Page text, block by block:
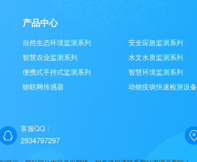
产品中心
自然生态环境监测系列
安全应急监测系列
智慧农业监测系列
水文水质监测系列
便携式手持式监测系列
智慧环境监测系列
物联网传感器
动物疫病快速检测设备
客服QQ：
2934797297